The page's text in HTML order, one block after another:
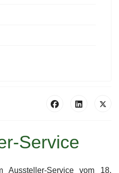
Service
Aussteller-Service vom 18.